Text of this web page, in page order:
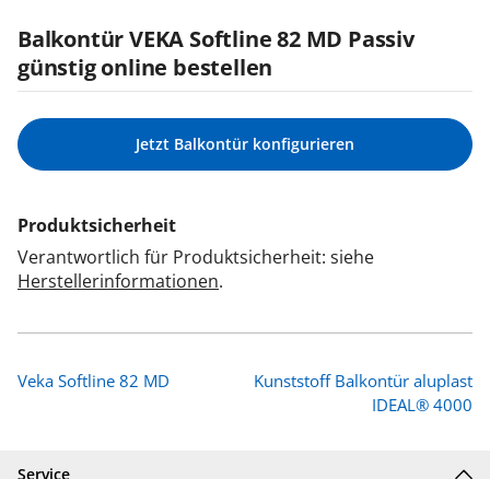
Balkontür VEKA Softline 82 MD Passiv
günstig online bestellen
Jetzt Balkontür konfigurieren
Produktsicherheit
Verantwortlich für Produktsicherheit: siehe
Herstellerinformationen.
Veka Softline 82 MD
Kunststoff Balkontür aluplast
IDEAL® 4000
Service